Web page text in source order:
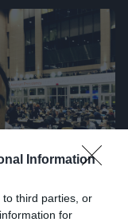
Information
third parties, or
for